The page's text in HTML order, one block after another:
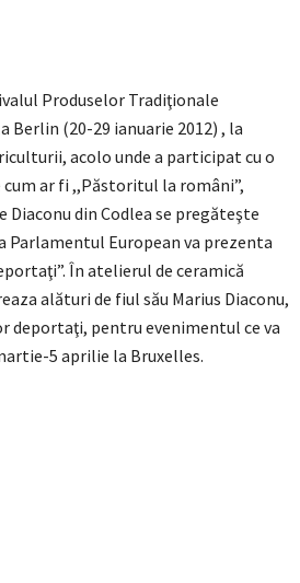
Produselor Tradiţionale
Berlin (20-29 ianuarie 2012) , la
acolo unde a participat cu o
ar fi ,,Păstoritul la români”,
din Codlea se pregăteşte
Parlamentul European va prezenta
În atelierul de ceramică
alături de fiul său Marius Diaconu,
deportaţi, pentru evenimentul ce va
5 aprilie la Bruxelles.